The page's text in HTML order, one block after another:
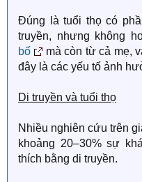
Đúng là tuổi thọ có
truyền, nhưng không
bố
mà còn từ cả mẹ,
đây là các yếu tố ảnh
Di truyền và tuổi thọ
Nhiều nghiên cứu trên
khoảng 20–30% sự
thích bằng di truyền.